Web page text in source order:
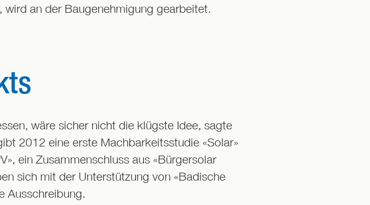
an der Baugenehmigung gearbeitet.
wäre sicher nicht die klügste Idee, sagte
2012 eine erste Machbarkeitsstudie «Solar»
ein Zusammenschluss aus «Bürgersolar
sich mit der Unterstützung von «Badische
Ausschreibung.